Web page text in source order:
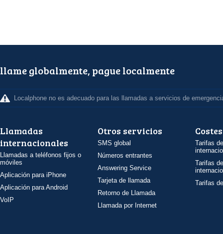
llame globalmente, pague localmente
Localphone no es adecuado para las llamadas a servicios de
Llamadas
internacionales
Llamadas a teléfonos fijos o
móviles
Aplicación para iPhone
Aplicación para Android
VoIP
Otros servicios
SMS global
Números entrantes
Answering Service
Tarjeta de llamada
Retorno de Llamada
Llamada por Internet
Costes
Tarifas
Tarifas
Tarifas